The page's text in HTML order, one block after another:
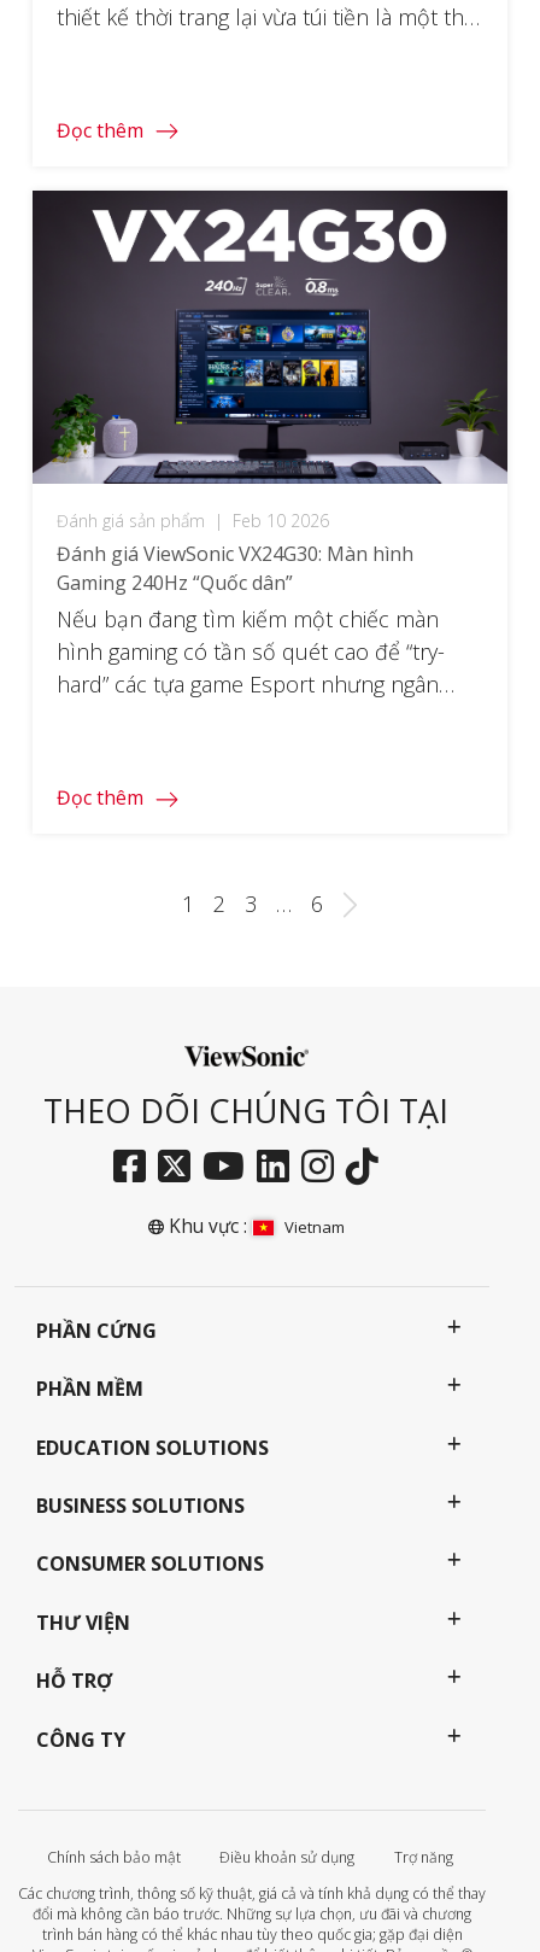
thiết kế thời trang lại vừa túi tiền là một thử
hình gaming 24 […]
Đọc thêm
Đánh giá sản phẩm | Feb 10 2026
Đánh giá ViewSonic VX24G30: Màn hình
Gaming 240Hz “Quốc dân”
Nếu bạn đang tìm kiếm một chiếc màn
hình gaming có tần số quét cao để “try-
hard” các tựa game Esport nhưng ngân
công nghệ G-Sync Compatible, đây được
Đọc thêm
1 2 3 … 6
THEO DÕI CHÚNG TÔI TẠI
Khu vực : Vietnam
PHẦN CỨNG
PHẦN MỀM
EDUCATION SOLUTIONS
BUSINESS SOLUTIONS
CONSUMER SOLUTIONS
THƯ VIỆN
HỖ TRỢ
CÔNG TY
Chính sách bảo mật Điều khoản sử dụng
Trợ năng
Các chương trình, thông số kỹ thuật, giá cả và tính khả dụng có thể thay
đổi mà không cần báo trước. Những sự lựa chọn, ưu đãi và chương
trình bán hàng có thể khác nhau tùy theo quốc gia; gặp đại diện